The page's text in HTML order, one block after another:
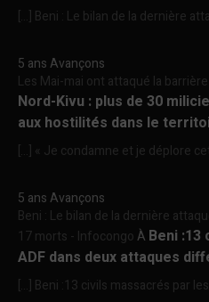
[…] Beni : Le bilan de la dernière
5 ans Avançons
Les Mai-mai ont attaqué la
Nord-Kivu : plus de 30
aux hostilités dans le
[…] « Je condamne et je déplore
5 ans Avançons
Beni : Le bilan de la dernière
17 morts - InfocongoÀ Beni
ADF dans deux attaques
[…] Beni :13 civils massacrés par